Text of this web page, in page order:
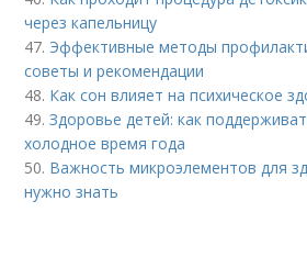
через капельницу
47. Эффективные методы
советы и рекомендации
48. Как сон влияет на психическое
49.Здоровье детей: как
холодное время года
50. Важность микроэлементов для
нужно знать